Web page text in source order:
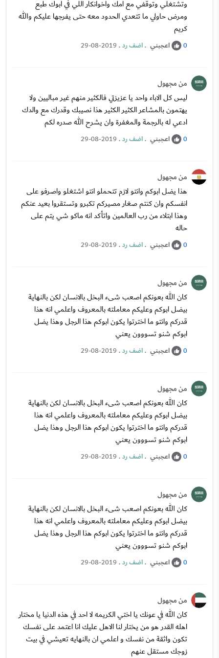
وتشتغلي وتوقفي مع امك واخوانكار اللي في ابوك طبع
ومرض حاولي ما تتعدي الحدود معه حتى يفرجها عليكم والله
كريم
0 اعجبني .اضف رد.
29-08-2019
من مجهول
ليس كل الاباء واحد يا عزيزتي فالكثير منهم غير مباليين ولا
يهتمون بالمشاعر الكثير الكثير هذا نصيبك وقدرك مع والدك
ادعي له بالرجمة والمغفرة وان يشرح الله صدره لكم
0 اعجبني .اضف رد.
29-08-2019
من مجهول
هذا يضل ابوكم وانتو لازم تتحملو انتو اشتغلو واصرفو على
انفسكم وان كنتم صغار مصيركم تكبرو وتستقروا بعيد عنكم
وهذا ابتلاء من رب العالمين واتأكد انه ماكو شي يتم على
حاله
0 اعجبني .اضف رد.
29-08-2019
من مجهول
كان الله بعونكم اصعب شىء البخل بالانسان لكن بالنهاية
بيضل ابوكم وعليكم معاملته بالمعروف واعلمي انه هذا
قدركم وانتو ما اخترتوا يكون ابوكم هذا الرجل وهذا يضل
ابوكم شنو تسووون يعني
0 اعجبني .اضف رد.
29-08-2019
من مجهول
كان الله بعونكم اصعب شىء البخل بالانسان لكن بالنهاية
بيضل ابوكم وعليكم معاملته بالمعروف واعلمي انه هذا
قدركم وانتو ما اخترتوا يكون ابوكم هذا الرجل وهذا يضل
ابوكم شنو تسووون يعني
0 اعجبني .اضف رد.
29-08-2019
من مجهول
كان الله بعونكم اصعب شىء البخل بالانسان لكن بالنهاية
بيضل ابوكم وعليكم معاملته بالمعروف واعلمي انه هذا
قدركم وانتو ما اخترتوا يكون ابوكم هذا الرجل وهذا يضل
ابوكم شنو تسووون يعني
0 اعجبني .اضف رد.
29-08-2019
من مجهول
كان الله في عونك يا اختي الكريمه لا احد في هذه الدنيا يا مختار
اهله القدر هو من يختار لنا الاهل عليك انا اعتمد على نفسك
تكون واثقة من نفسك و اعلمي ان بالنهايه تعيشي في بيت
زوجك مستقل عنهم